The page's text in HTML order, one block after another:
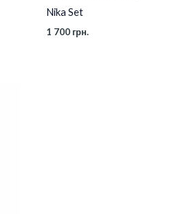
Nika Set
1 700 грн.